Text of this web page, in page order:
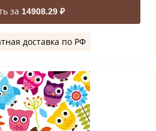
за 14908.29 ₽
доставка по РФ